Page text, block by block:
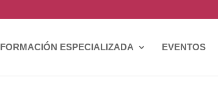
FORMACIÓN ESPECIALIZADA EVENTOS